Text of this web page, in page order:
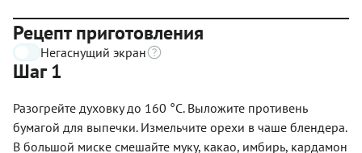
Рецепт приготовления
Негаснущий экран
Шаг 1
Разогрейте духовку до 160 °С. Выложите противень
бумагой для выпечки. Измельчите орехи в чаше блендера.
В большой миске смешайте муку, какао, имбирь, кардамон